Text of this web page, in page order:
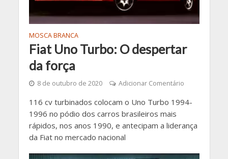
MOSCA BRANCA
Fiat Uno Turbo: O despertar
da força
8 de outubro de 2020 Adicionar Comentário
116 cv turbinados colocam o Uno Turbo 1994-
1996 no pódio dos carros brasileiros mais
rápidos, nos anos 1990, e antecipam a liderança
da Fiat no mercado nacional